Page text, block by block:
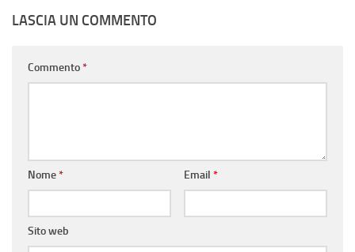
LASCIA UN COMMENTO
Commento*
Nome* Email *
Sito web